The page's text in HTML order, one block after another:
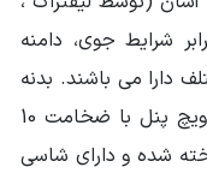
شرایط جوی، دامنه
دارا می باشند. بدنه
این نوع اتاق های سردخانه ای از ساندویچ پنل با ضخامت 10
ساخته شده و دارای شاسی